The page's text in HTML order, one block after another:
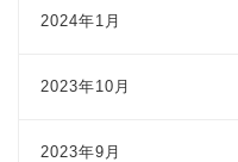
2024年1月
2023年10月
2023年9月